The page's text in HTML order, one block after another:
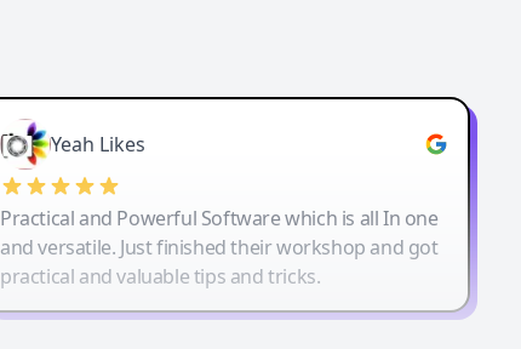
Yeah Likes
Practical and Powerful Software which is all In one
and versatile. Just finished their workshop and got
practical and valuable tips and tricks.